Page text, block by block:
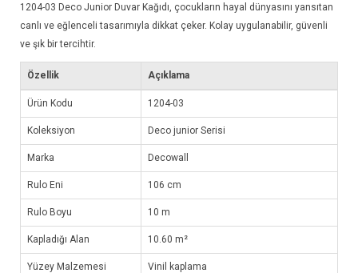
1204-03 Deco Junior Duvar Kağıdı , çocukların hayal dünyasını yansıtan
canlı ve eğlenceli tasarımıyla dikkat çeker. Kolay uygulanabilir, güvenli
ve şık bir tercihtir.
Özellik Açıklama
Ürün Kodu 1204-03
Koleksiyon Deco junior Serisi
Marka Decowall
Rulo Eni 106 cm
Rulo Boyu 10 m
Kapladığı Alan 10.60 m²
Yüzey Malzemesi Vinil kaplama